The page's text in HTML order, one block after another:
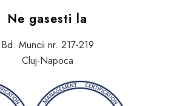
Ne gasesti la
Bd. Muncii nr. 217-219
Cluj-Napoca